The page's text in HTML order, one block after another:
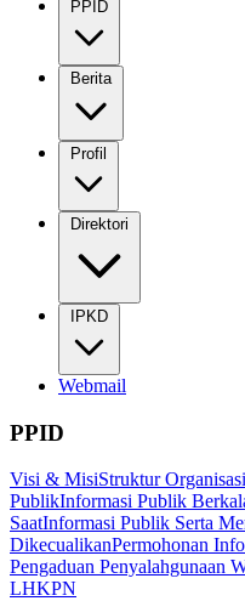
PPID
Berita
Profil
Direktori
IPKD
Webmail
PPID
Visi & MisiStruktur Organisasi
PublikInformasi Publik
SaatInformasi Publik Serta
DikecualikanPermohonan
Pengaduan Penyalahgunaan
LHKPN